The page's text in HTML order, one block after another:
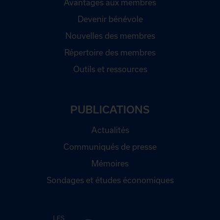
Avantages aux membres
Devenir bénévole
Nouvelles des membres
Répertoire des membres
Outils et ressources
PUBLICATIONS
Actualités
Communiqués de presse
Mémoires
Sondages et études économiques